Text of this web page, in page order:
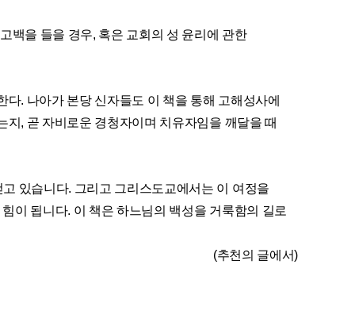
백을 들을 경우, 혹은 교회의 성 윤리에 관한
. 나아가 본당 신자들도 이 책을 통해 고해성사에
, 곧 자비로운 경청자이며 치유자임을 깨달을 때
있습니다. 그리고 그리스도교에서는 이 여정을
이 됩니다. 이 책은 하느님의 백성을 거룩함의 길로
(추천의 글에서)